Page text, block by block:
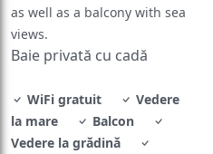
as well as a balcony with sea
views.
Baie privată cu cadă
WiFi gratuit
Vedere
la mare
Balcon
Vedere la grădină